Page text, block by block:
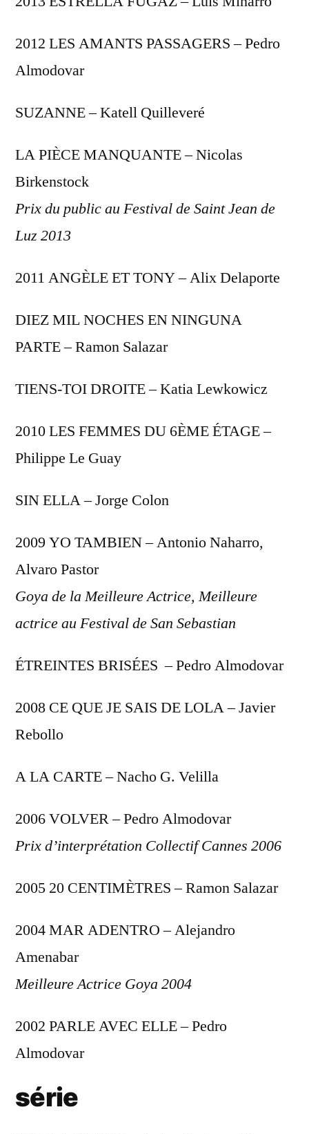
2012 LES AMANTS PASSAGERS – Pedro
Almodovar
SUZANNE – Katell Quilleveré
LA PIÈCE MANQUANTE – Nicolas
Birkenstock
Prix du public au Festival de Saint Jean de
Luz 2013
2011 ANGÈLE ET TONY – Alix Delaporte
DIEZ MIL NOCHES EN NINGUNA
PARTE – Ramon Salazar
TIENS-TOI DROITE – Katia Lewkowicz
2010 LES FEMMES DU 6ÈME ÉTAGE –
Philippe Le Guay
SIN ELLA – Jorge Colon
2009 YO TAMBIEN – Antonio Naharro,
Alvaro Pastor
Goya de la Meilleure Actrice, Meilleure
actrice au Festival de San Sebastian
ÉTREINTES BRISÉES – Pedro Almodovar
2008 CE QUE JE SAIS DE LOLA – Javier
Rebollo
A LA CARTE – Nacho G. Velilla
2006 VOLVER – Pedro Almodovar
Prix d’interprétation Collectif Cannes 2006
2005 20 CENTIMÈTRES – Ramon Salazar
2004 MAR ADENTRO – Alejandro
Amenabar
Meilleure Actrice Goya 2004
2002 PARLE AVEC ELLE – Pedro
Almodovar
série